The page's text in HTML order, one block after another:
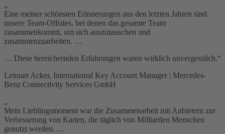
„
Eine meiner schönsten Erinnerungen aus den letzten Jahren sind
unsere Team-Offsites, bei denen das gesamte Team
zusammenkommt, um sich auszutauschen und
zusammenzuarbeiten. …
… Diese bereichernden Erfahrungen waren wirklich unvergesslich.“
Lennart Acker, International Key Account Manager | Mercedes-
Benz Connectivity Services GmbH
„
Mein Lieblingsmoment war die Zusammenarbeit mit Anbietern zur
Verbesserung von Karten, die täglich von Milliarden Menschen
genutzt werden. …